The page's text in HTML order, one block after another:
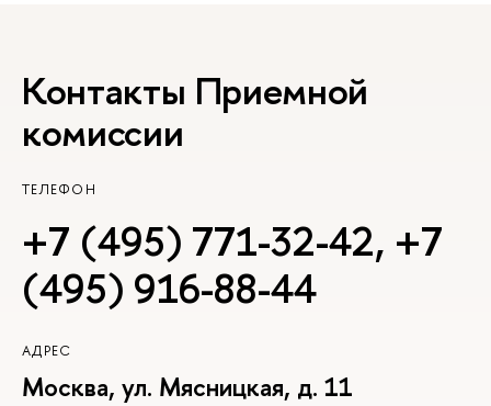
Контакты Приемной
комиссии
ТЕЛЕФОН
+7 (495) 771-32-42, +7
(495) 916-88-44
АДРЕС
Москва, ул. Мясницкая, д. 11